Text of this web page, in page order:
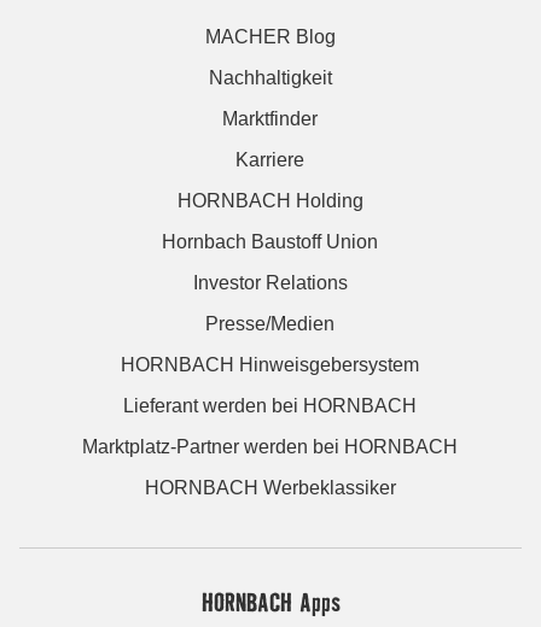
MACHER Blog
Nachhaltigkeit
Marktfinder
Karriere
HORNBACH Holding
Hornbach Baustoff Union
Investor Relations
Presse/Medien
HORNBACH Hinweisgebersystem
Lieferant werden bei HORNBACH
Marktplatz-Partner werden bei HORNBACH
HORNBACH Werbeklassiker
HORNBACH Apps